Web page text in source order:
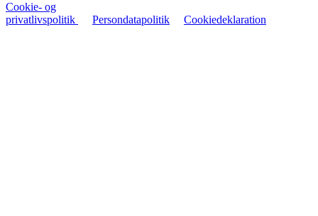
Cookie- og
privatlivspolitik
Persondatapolitik Cookiedeklaration